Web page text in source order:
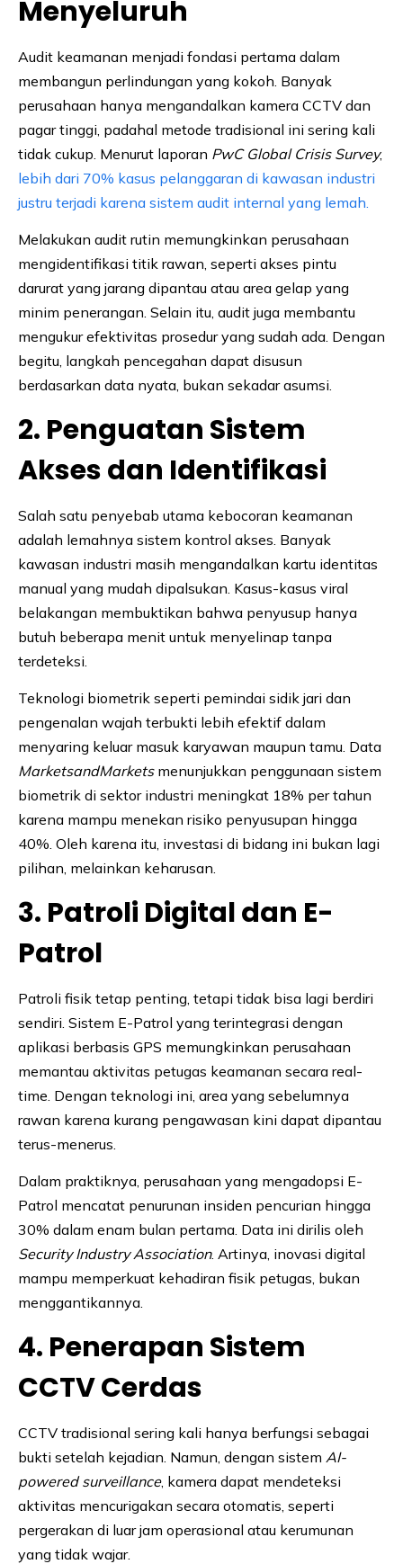
Menyeluruh
Audit keamanan menjadi fondasi pertama dalam
membangun perlindungan yang kokoh. Banyak
perusahaan hanya mengandalkan kamera CCTV dan
pagar tinggi, padahal metode tradisional ini sering kali
tidak cukup. Menurut laporan PwC Global Crisis Survey,
lebih dari 70% kasus pelanggaran di kawasan industri
justru terjadi karena sistem audit internal yang lemah.
Melakukan audit rutin memungkinkan perusahaan
mengidentifikasi titik rawan, seperti akses pintu
darurat yang jarang dipantau atau area gelap yang
minim penerangan. Selain itu, audit juga membantu
mengukur efektivitas prosedur yang sudah ada. Dengan
begitu, langkah pencegahan dapat disusun
berdasarkan data nyata, bukan sekadar asumsi.
2. Penguatan Sistem
Akses dan Identifikasi
Salah satu penyebab utama kebocoran keamanan
adalah lemahnya sistem kontrol akses. Banyak
kawasan industri masih mengandalkan kartu identitas
manual yang mudah dipalsukan. Kasus-kasus viral
belakangan membuktikan bahwa penyusup hanya
butuh beberapa menit untuk menyelinap tanpa
terdeteksi.
Teknologi biometrik seperti pemindai sidik jari dan
pengenalan wajah terbukti lebih efektif dalam
menyaring keluar masuk karyawan maupun tamu. Data
MarketsandMarkets menunjukkan penggunaan sistem
biometrik di sektor industri meningkat 18% per tahun
karena mampu menekan risiko penyusupan hingga
40%. Oleh karena itu, investasi di bidang ini bukan lagi
pilihan, melainkan keharusan.
3. Patroli Digital dan E-
Patrol
Patroli fisik tetap penting, tetapi tidak bisa lagi berdiri
sendiri. Sistem E-Patrol yang terintegrasi dengan
aplikasi berbasis GPS memungkinkan perusahaan
memantau aktivitas petugas keamanan secara real-
time. Dengan teknologi ini, area yang sebelumnya
rawan karena kurang pengawasan kini dapat dipantau
terus-menerus.
Dalam praktiknya, perusahaan yang mengadopsi E-
Patrol mencatat penurunan insiden pencurian hingga
30% dalam enam bulan pertama. Data ini dirilis oleh
Security Industry Association. Artinya, inovasi digital
mampu memperkuat kehadiran fisik petugas, bukan
menggantikannya.
4. Penerapan Sistem
CCTV Cerdas
CCTV tradisional sering kali hanya berfungsi sebagai
bukti setelah kejadian. Namun, dengan sistem AI-
powered surveillance, kamera dapat mendeteksi
aktivitas mencurigakan secara otomatis, seperti
pergerakan di luar jam operasional atau kerumunan
yang tidak wajar.